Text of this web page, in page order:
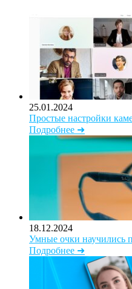
25.01.2024
Простые настройки
Подробнее ➜
18.12.2024
Умные очки научились
Подробнее ➜